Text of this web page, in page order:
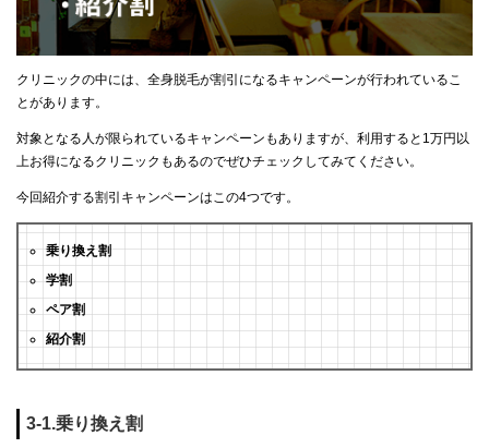
クリニックの中には、全身脱毛が割引になるキャンペーンが行われているこ
とがあります。
対象となる人が限られているキャンペーンもありますが、利用すると1万円以
上お得になるクリニックもあるのでぜひチェックしてみてください。
今回紹介する割引キャンペーンはこの4つです。
乗り換え割
学割
ペア割
紹介割
3-1.乗り換え割